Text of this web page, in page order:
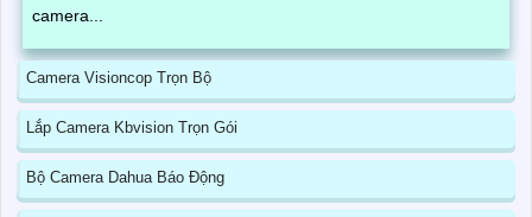
camera...
Camera Visioncop Trọn Bộ
Lắp Camera Kbvision Trọn Gói
Bộ Camera Dahua Báo Động